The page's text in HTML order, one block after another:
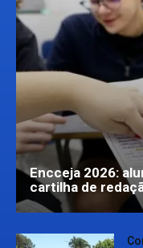
Encceja 2026:
cartilha de